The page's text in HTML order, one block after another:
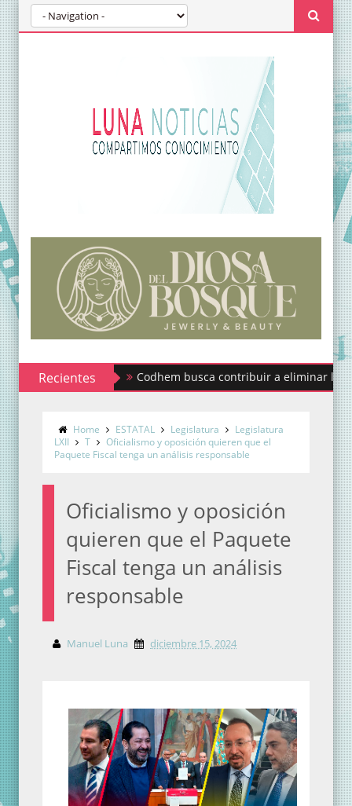
RecientesCodhem busca contribuir a eliminar los
Home ESTATAL Legislatura
Legislatura
LXII
T
Oficialismo y oposición quieren que el
Paquete Fiscal tenga un análisis responsable
Oficialismo y oposición
quieren que el Paquete
Fiscal tenga un análisis
responsable
Manuel Luna diciembre 15, 2024